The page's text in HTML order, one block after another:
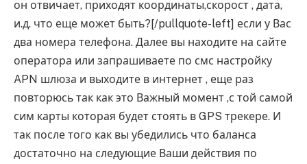
он отвичает, приходят координаты,скорост , дата,
и.д. что еще может быть?[/pullquote-left] если у Вас
два номера телефона. Далее вы находите на сайте
оператора или запрашиваете по смс настройку
APN шлюза и выходите в интернет , еще раз
повторюсь так как это Важный момент ,с той самой
сим карты которая будет стоять в GPS трекере. И
так после того как вы убедились что баланса
достаточно на следующие Ваши действия по